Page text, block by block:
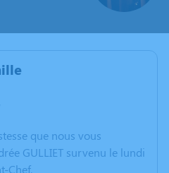
que nous vous
GULLIET survenu le lundi
Chef.